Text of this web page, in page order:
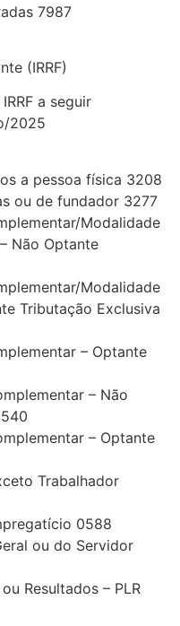
7987
(IRRF)
a seguir
2025
a pessoa física 3208
ou de fundador 3277
Modalidade
Não Optante
Modalidade
Tributação Exclusiva
– Optante
– Não
– Optante
Trabalhador
0588
ou do Servidor
Resultados – PLR